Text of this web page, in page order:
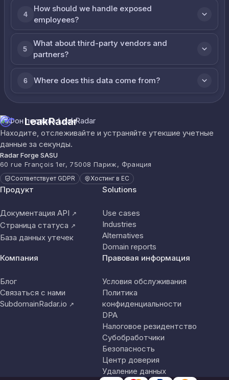
4
How should we handle exposed
employees?
5
What about third-party vendors and
partners?
6 Where does this data come from?
LeakRadar
Находите, отслеживайте и устраняйте утекшие учетные
данные за секунды.
Radar Forge SASU
60 rue François 1er, 75008 Париж, Франция
Соответствует GDPR Хостинг в ЕС
Продукт
Документация API ↗
Страница статуса ↗
База данных утечек
Solutions
Use cases
Industries
Alternatives
Domain reports
Компания
Блог
Связаться с нами
SubdomainRadar.io ↗
Правовая информация
Условия обслуживания
Политика
конфиденциальности
DPA
Налоговое резидентство
Субобработчики
Безопасность
Центр доверия
Удаление данных